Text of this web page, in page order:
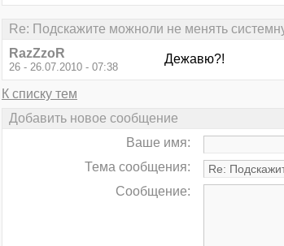
Re: Подскажите можноли не менять
RazZzoR
26 - 26.07.2010 - 07:38
Дежавю?!
К списку тем
Добавить новое сообщение
Ваше имя:
Тема сообщения:
Сообщение: